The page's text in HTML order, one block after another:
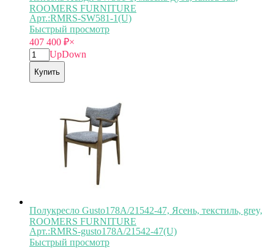
ROOMERS FURNITURE
Арт.:RMRS-SW581-1(U)
Быстрый просмотр
407 400 ₽×
UpDown
Купить
Полукресло Gusto178A/21542-47, Ясень, текстиль, grey,
ROOMERS FURNITURE
Арт.:RMRS-gusto178A/21542-47(U)
Быстрый просмотр